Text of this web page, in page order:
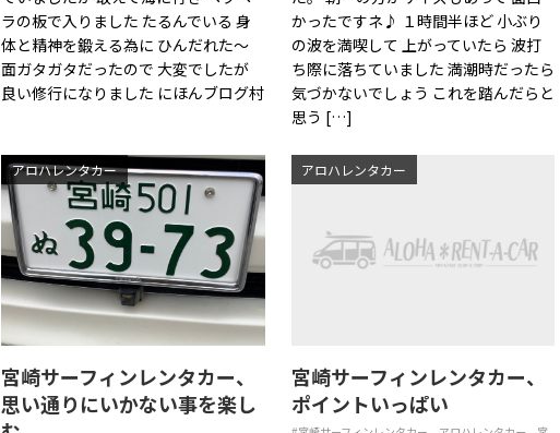
ラの板で入りました たるんでいる 身
体と精神を鍛える為に ひんだれた〜
面ガタガタだったので 大変でしたが
良い修行になりました にほんブログ村
かったですネ♪ １時間半ほど 小ぶり
の波を満喫して 上がっていたら 波打
ち際に落ちていました 満潮時だったら
気づかないでしょう これを踏んだらと
思う […]
アロハレンタカー
宮崎サーフィンレンタカー、
思い通りにいかない事を楽し
アロハレンタカー
宮崎サーフィンレンタカー、
ポイントいっぱい